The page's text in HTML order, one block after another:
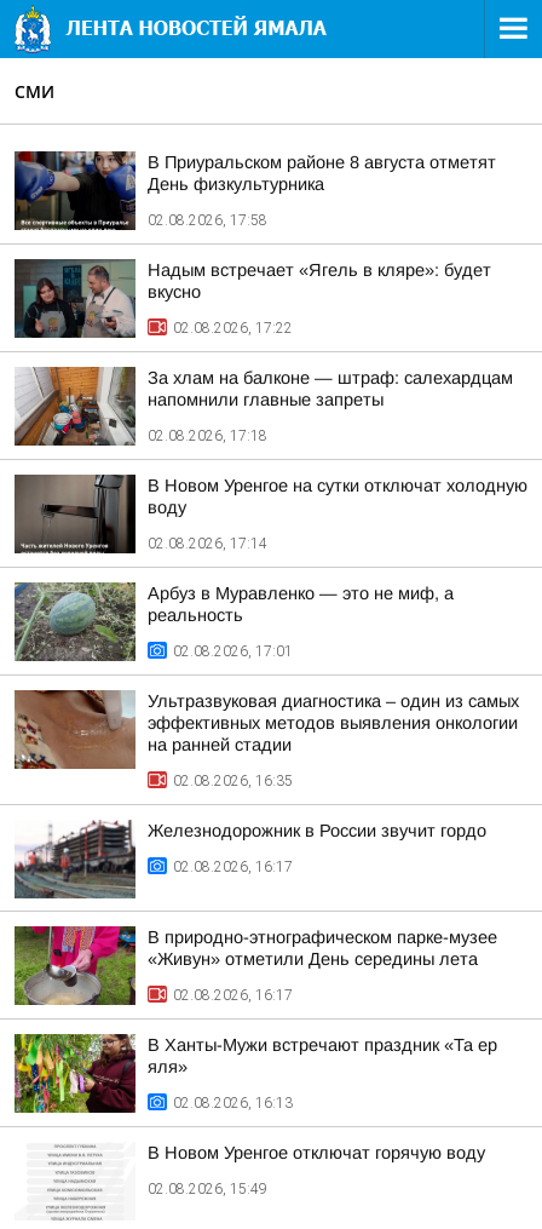
СМИ
В Приуральском районе 8 августа отметят
День физкультурника
02.08.2026, 17:58
Надым встречает «Ягель в кляре»: будет
вкусно
02.08.2026, 17:22
За хлам на балконе — штраф: салехардцам
напомнили главные запреты
02.08.2026, 17:18
В Новом Уренгое на сутки отключат холодную
воду
02.08.2026, 17:14
Арбуз в Муравленко — это не миф, а
реальность
02.08.2026, 17:01
Ультразвуковая диагностика – один из самых
эффективных методов выявления онкологии
на ранней стадии
02.08.2026, 16:35
Железнодорожник в России звучит гордо
02.08.2026, 16:17
В природно-этнографическом парке-музее
«Живун» отметили День середины лета
02.08.2026, 16:17
В Ханты-Мужи встречают праздник «Та ер
яля»
02.08.2026, 16:13
В Новом Уренгое отключат горячую воду
02.08.2026, 15:49